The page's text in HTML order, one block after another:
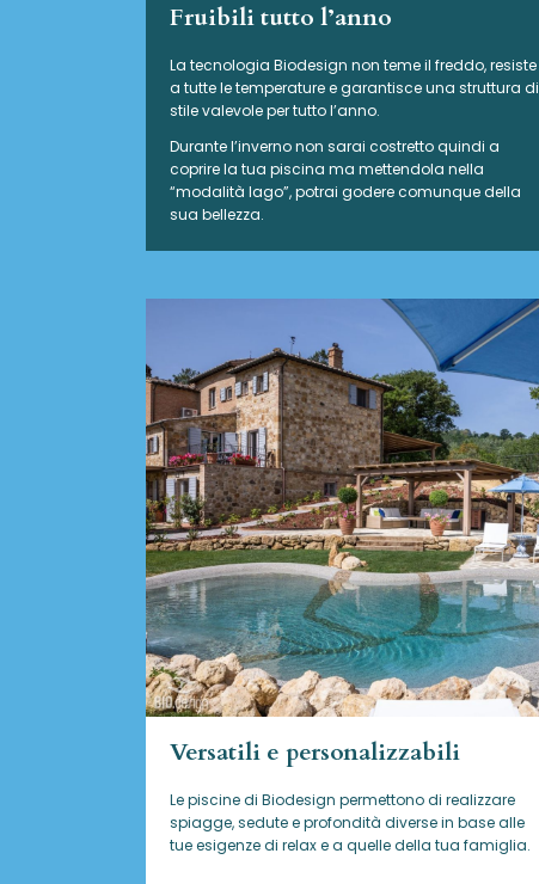
Fruibili tutto l’anno
La tecnologia Biodesign non teme il freddo, resiste
a tutte le temperature e garantisce una struttura di
stile valevole per tutto l’anno.
Durante l’inverno non sarai costretto quindi a
coprire la tua piscina ma mettendola nella
“modalità lago”, potrai godere comunque della
sua bellezza.
Versatili e personalizzabili
Le piscine di Biodesign permettono di realizzare
spiagge, sedute e profondità diverse in base alle
tue esigenze di relax e a quelle della tua famiglia.